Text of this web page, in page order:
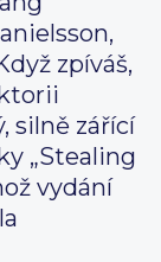
zpíváš,
silně zářící
„Stealing
vydání